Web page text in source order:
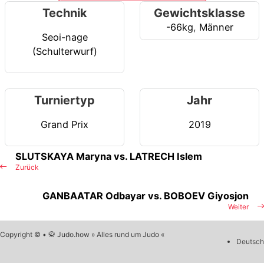
Technik
Seoi-nage
(Schulterwurf)
Gewichtsklasse
-66kg, Männer
Turniertyp
Grand Prix
Jahr
2019
Zurück
SLUTSKAYA Maryna vs. LATRECH Islem
Weiter
GANBAATAR Odbayar vs. BOBOEV Giyosjon
Copyright © • 🥋 Judo.how » Alles rund um Judo «
Deutsch